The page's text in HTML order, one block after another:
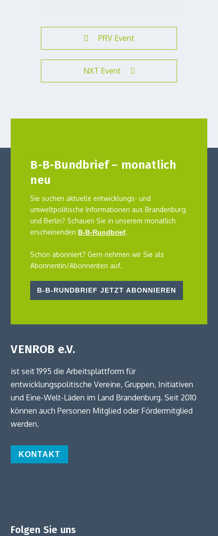
PRV Event
NXT Event
B-B-Bundbrief – monatlich
neu
Sie suchen aktuelle entwicklungs- und
umweltpolitische Informationen aus Brandenburg
und Berlin? Schauen Sie in unserem monatlich
erscheinenden B-B-Rundbrief.
Schon abonniert? Gern nehmen wir Sie als
Abonnentin/Abonnenten auf.
B-B-RUNDBRIEF JETZT ABONNIEREN
VENROB e.V.
ist seit 1995 die Arbeitsplattform für
entwicklungspolitische Vereine, Gruppen, Initiativen
und Eine-Welt-Läden im Land Brandenburg. Seit 2010
können auch Personen Mitglied oder Fördermitglied
werden.
KONTAKT
Folgen Sie uns